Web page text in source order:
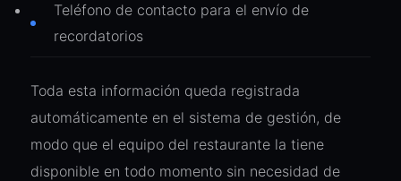
Teléfono de contacto para el envío de
recordatorios
Toda esta información queda registrada
automáticamente en el sistema de gestión, de
modo que el equipo del restaurante la tiene
disponible en todo momento sin necesidad de